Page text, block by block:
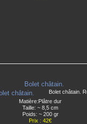
Bolet châtain.
Matière:Plâtre dur
Taille: ~ 8,5 cm
Poids: ~ 200 gr
Prix : 42€